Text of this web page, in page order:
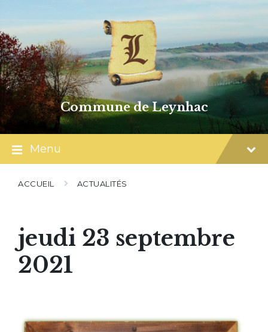
content
main
navigation
footer
Commune de Leynhac
Menu
ACCUEIL ACTUALITÉS
jeudi 23 septembre
2021